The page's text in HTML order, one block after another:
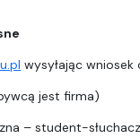
wysyłając wniosek
jest firma)
– student-